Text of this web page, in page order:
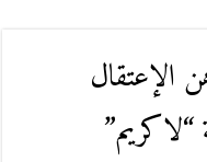
الإعتقال
“لاكريم”